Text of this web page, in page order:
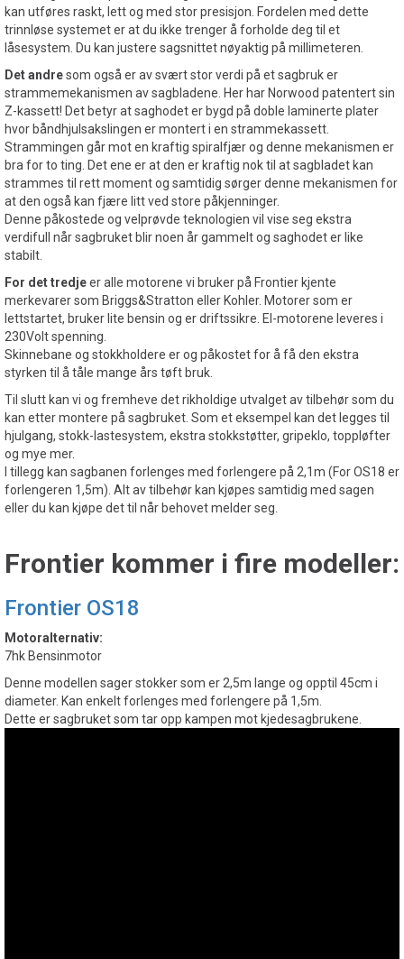
kan utføres raskt, lett og med stor presisjon. Fordelen med dette
trinnløse systemet er at du ikke trenger å forholde deg til et
låsesystem. Du kan justere sagsnittet nøyaktig på millimeteren.
Det andresom også er av svært stor verdi på et sagbruk er
strammemekanismen av sagbladene. Her har Norwood patentert sin
Z-kassett! Det betyr at saghodet er bygd på doble laminerte plater
hvor båndhjulsakslingen er montert i en strammekassett.
Strammingen går mot en kraftig spiralfjær og denne mekanismen er
bra for to ting. Det ene er at den er kraftig nok til at sagbladet kan
strammes til rett moment og samtidig sørger denne mekanismen for
at den også kan fjære litt ved store påkjenninger.
Denne påkostede og velprøvde teknologien vil vise seg ekstra
verdifull når sagbruket blir noen år gammelt og saghodet er like
stabilt.
For det tredjeer alle motorene vi bruker på Frontier kjente
merkevarer som Briggs&Stratton eller Kohler. Motorer som er
lettstartet, bruker lite bensin og er driftssikre. El-motorene leveres i
230Volt spenning.
Skinnebane og stokkholdere er og påkostet for å få den ekstra
styrken til å tåle mange års tøft bruk.
Til slutt kan vi og fremheve det rikholdige utvalget av tilbehør som du
kan etter montere på sagbruket. Som et eksempel kan det legges til
hjulgang, stokk-lastesystem, ekstra stokkstøtter, gripeklo, toppløfter
og mye mer.
I tillegg kan sagbanen forlenges med forlengere på 2,1m (For OS18 er
forlengeren 1,5m). Alt av tilbehør kan kjøpes samtidig med sagen
eller du kan kjøpe det til når behovet melder seg.
Frontier kommer i fire modeller:
Frontier OS18
Motoralternativ:
7hk Bensinmotor
Denne modellen sager stokker som er 2,5m lange og opptil 45cm i
diameter. Kan enkelt forlenges med forlengere på 1,5m.
Dette er sagbruket som tar opp kampen mot kjedesagbrukene.